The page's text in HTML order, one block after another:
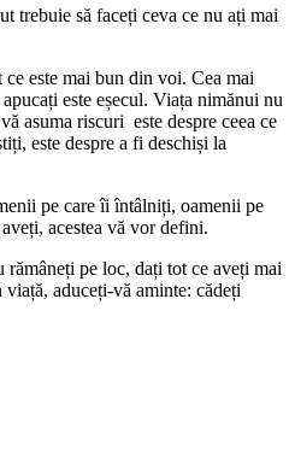
trebuie să faceți ceva ce nu ați mai
este mai bun din voi. Cea mai
este eșecul. Viața nimănui nu
asuma riscuri este despre ceea ce
este despre a fi deschiși la
pe care îi întâlniți, oamenii pe
acestea vă vor defini.
pe loc, dați tot ce aveți mai
aduceți-vă aminte: cădeți